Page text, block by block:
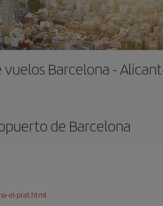
Barcelona -
de Barcelona
el-prat.html